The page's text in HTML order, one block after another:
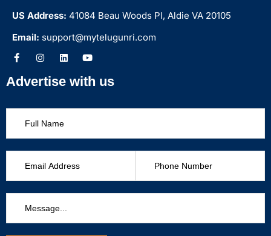
US Address: 41084 Beau Woods Pl, Aldie VA 20105
Email: support@mytelugunri.com
Advertise with us